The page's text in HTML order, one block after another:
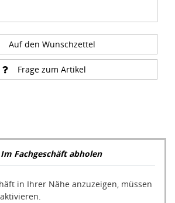
Auf den Wunschzettel
Frage zum Artikel
Im Fachgeschäft abholen
in Ihrer Nähe anzuzeigen, müssen